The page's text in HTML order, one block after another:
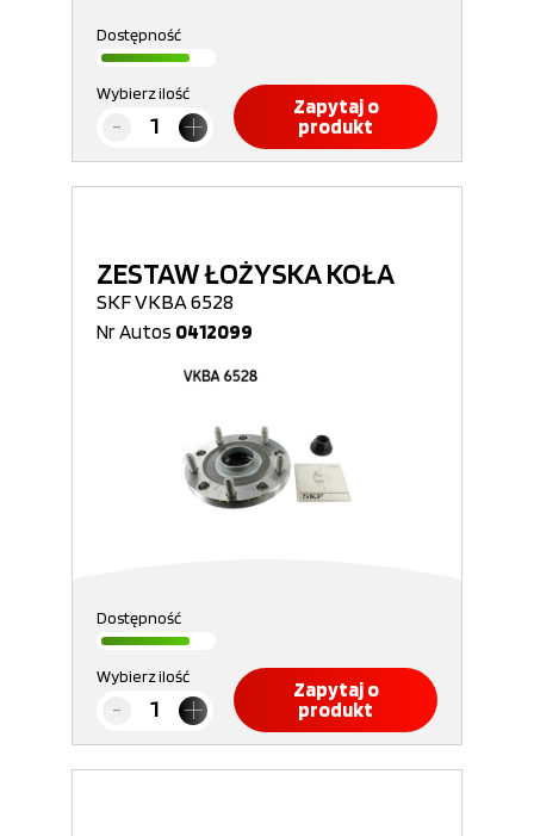
Dostępność
Wybierz ilość
Zapytaj o
produkt
ZESTAW ŁOŻYSKA KOŁA
SKF VKBA 6528
Nr Autos 0412099
Dostępność
Wybierz ilość
Zapytaj o
produkt